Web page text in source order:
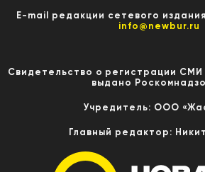
E-mail редакции сетевого
info@newbur.ru
Свидетельство о регистрации
выдано
Учредитель: ООО
Главный редактор: